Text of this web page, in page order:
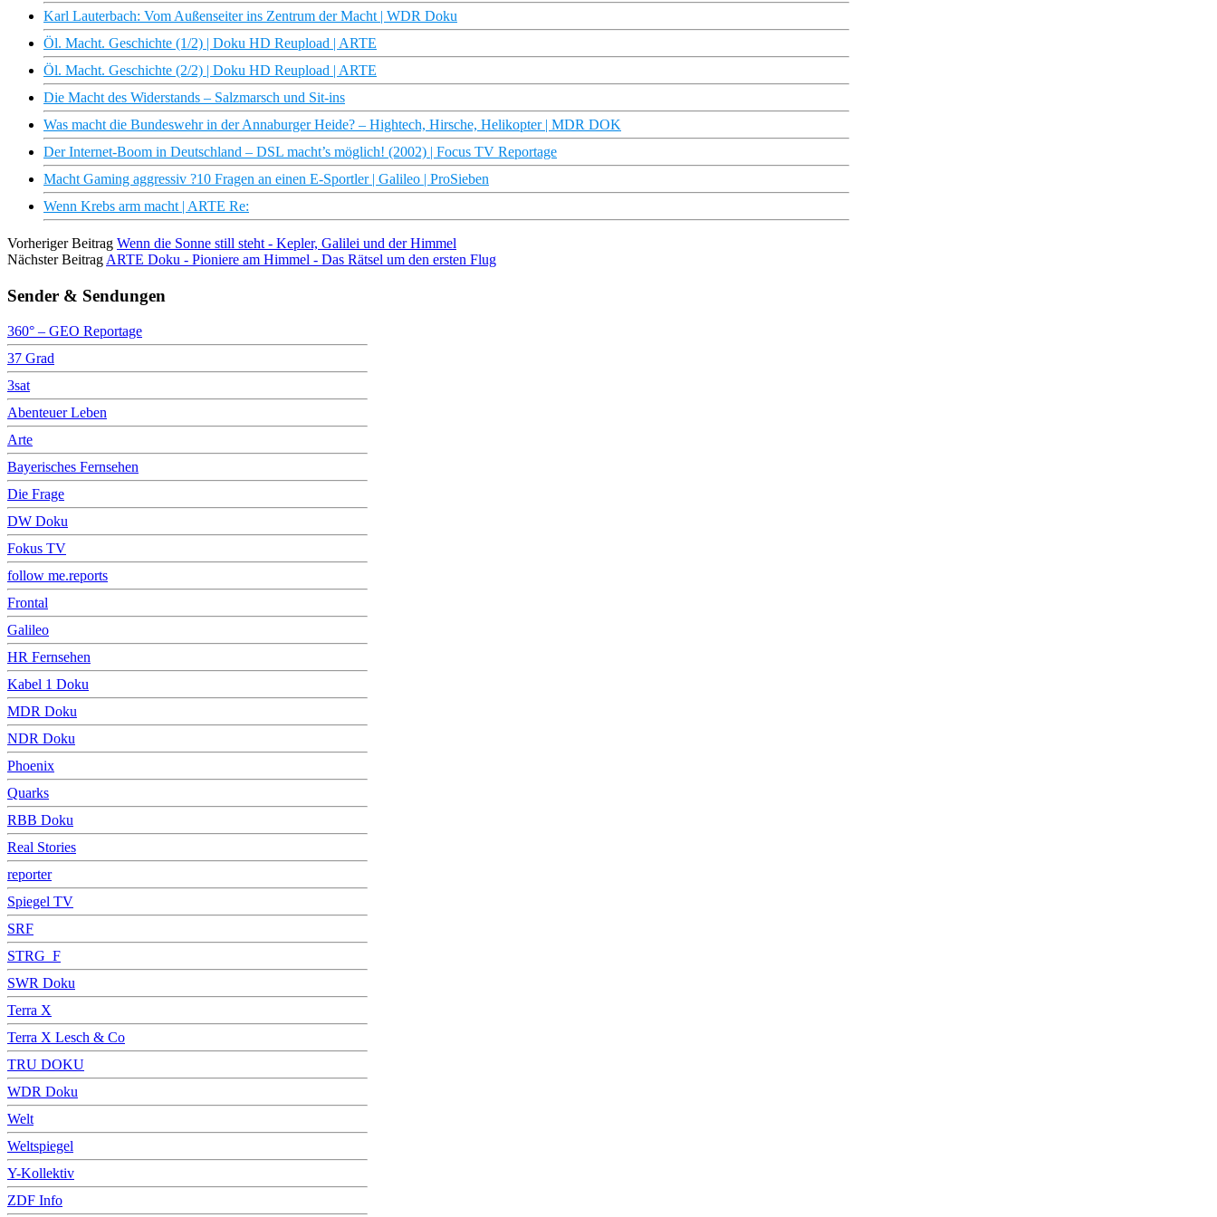
Karl Lauterbach: Vom Außenseiter ins Zentrum der Macht | WDR Doku
Öl. Macht. Geschichte (1/2) | Doku HD Reupload | ARTE
Öl. Macht. Geschichte (2/2) | Doku HD Reupload | ARTE
Die Macht des Widerstands – Salzmarsch und Sit-ins
Was macht die Bundeswehr in der Annaburger Heide? – Hightech, Hirsche, Helikopter | MDR DOK
Der Internet-Boom in Deutschland – DSL macht’s möglich! (2002) | Focus TV Reportage
Macht Gaming aggressiv ?10 Fragen an einen E-Sportler | Galileo | ProSieben
Wenn Krebs arm macht | ARTE Re:
Vorheriger Beitrag Wenn die Sonne still steht - Kepler, Galilei und der Himmel
Nächster Beitrag ARTE Doku - Pioniere am Himmel - Das Rätsel um den ersten Flug
Sender & Sendungen
360° – GEO Reportage
37 Grad
3sat
Abenteuer Leben
Arte
Bayerisches Fernsehen
Die Frage
DW Doku
Fokus TV
follow me.reports
Frontal
Galileo
HR Fernsehen
Kabel 1 Doku
MDR Doku
NDR Doku
Phoenix
Quarks
RBB Doku
Real Stories
reporter
Spiegel TV
SRF
STRG_F
SWR Doku
Terra X
Terra X Lesch & Co
TRU DOKU
WDR Doku
Welt
Weltspiegel
Y-Kollektiv
ZDF Info